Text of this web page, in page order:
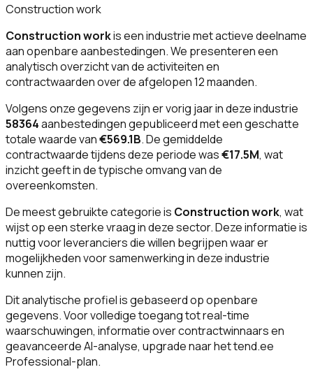
Construction work
Construction workis een industrie met actieve deelname
aan openbare aanbestedingen. We presenteren een
analytisch overzicht van de activiteiten en
contractwaarden over de afgelopen 12 maanden.
Volgens onze gegevens zijn er vorig jaar in deze industrie
58364aanbestedingen gepubliceerd met een geschatte
totale waarde van€569.1B. De gemiddelde
contractwaarde tijdens deze periode was€17.5M, wat
inzicht geeft in de typische omvang van de
overeenkomsten.
De meest gebruikte categorie is Construction work, wat
wijst op een sterke vraag in deze sector. Deze informatie is
nuttig voor leveranciers die willen begrijpen waar er
mogelijkheden voor samenwerking in deze industrie
kunnen zijn.
Dit analytische profiel is gebaseerd op openbare
gegevens. Voor volledige toegang tot real-time
waarschuwingen, informatie over contractwinnaars en
geavanceerde AI-analyse, upgrade naar het tend.ee
Professional-plan.